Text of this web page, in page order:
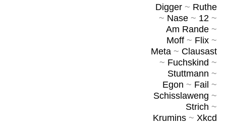
Digger~ Ruthe
~ Nase~ 12~
Am Rande~
Moff~ Flix~
Meta~ Clausast
~ Fuchskind ~
Stuttmann ~
Egon ~ Fail ~
Schisslaweng ~
Strich ~
Krumins~ Xkcd